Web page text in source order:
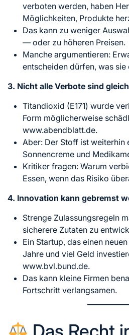
verboten werden, haben
Möglichkeiten, Produkte
Das kann zu weniger
— oder zu höheren Preisen.
Manche argumentieren:
entscheiden dürfen, was sie
3. Nicht alle Verbote sind
Titandioxid (E171) wurde
Form möglicherweise
www.abendblatt.de.
Aber: Der Stoff ist weiterhin
Sonnencreme und
Kritiker fragen: Warum
Essen, wenn das Risiko
4. Innovation kann gebremst
Strenge Zulassungsregeln
sicherere Zutaten zu
Ein Startup, das einen
Jahre und viel Geld
www.bvl.bund.de.
Das kann kleine Firmen
Fortschritt verlangsamen.